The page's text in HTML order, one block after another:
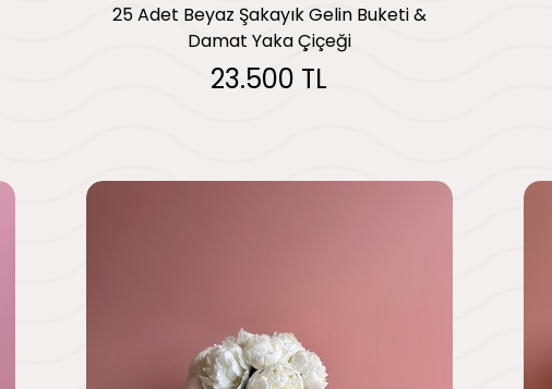
25 Adet Beyaz Şakayık Gelin Buketi &
Damat Yaka Çiçeği
23.500 TL